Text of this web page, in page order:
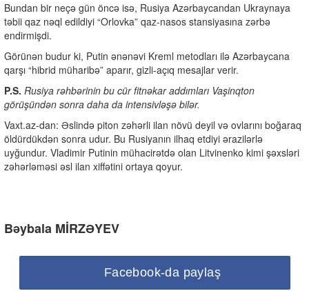
Bundan bir neçə gün öncə isə, Rusiya Azərbaycandan Ukraynaya
təbii qaz nəql edildiyi “Orlovka” qaz-nasos stansiyasına zərbə
endirmişdi.
Görünən budur ki, Putin ənənəvi Kreml metodları ilə Azərbaycana
qarşı “hibrid müharibə” aparır, gizli-açıq mesajlar verir.
P.S. Rusiya rəhbərinin bu cür fitnəkar addımları Vaşinqton
görüşündən sonra daha da intensivləşə bilər.
Vaxt.az-dan: Əslində piton zəhərli ilan növü deyil və ovlarını boğaraq
öldürdükdən sonra udur. Bu Rusiyanın ilhaq etdiyi ərazilərlə
uyğundur. Vladimir Putinin mühacirətdə olan Litvinenko kimi şəxsləri
zəhərləməsi əsl ilan xiffətini ortaya qoyur.
Bəybala MİRZƏYEV
Facebook-da paylaş